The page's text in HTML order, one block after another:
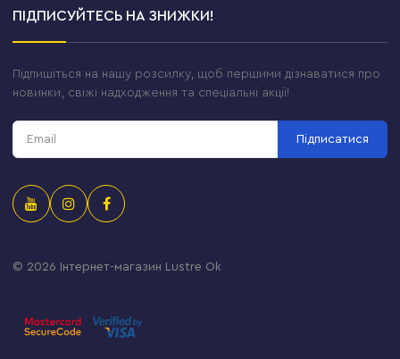
ПІДПИСУЙТЕСЬ НА ЗНИЖКИ!
Підпишіться на нашу розсилку, щоб першими дізнаватися про
новинки, свіжі надходження та спеціальні акції!
Підписатися
© 2026 Інтернет-магазин Lustre Ok